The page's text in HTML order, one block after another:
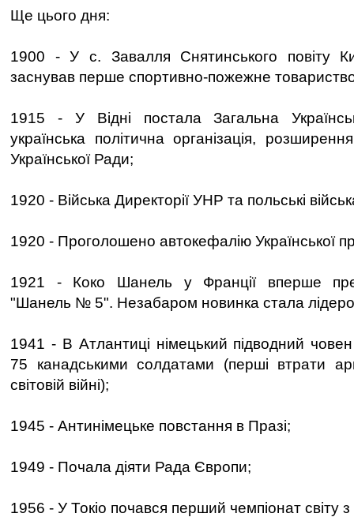
Ще цього дня:
1900 - У с. Завалля Снятинського повіту
заснував перше спортивно-пожежне
1915 - У Відні постала Загальна
українська політична організація,
Української Ради;
1920 - Війська Директорії УНР та польські
1920 - Проголошено автокефалію Української
1921 - Коко Шанель у Франції вперше
"Шанель № 5". Незабаром новинка стала
1941 - В Атлантиці німецький підводний
75 канадськими солдатами (перші втрати
світовій війні);
1945 - Антинімецьке повстання в Празі;
1949 - Почала діяти Рада Європи;
1956 - У Токіо почався перший чемпіонат світу